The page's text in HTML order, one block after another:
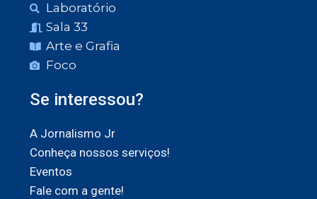
Laboratório
Sala 33
Arte e Grafia
Foco
Se interessou?
A Jornalismo Jr
Conheça nossos serviços!
Eventos
Fale com a gente!